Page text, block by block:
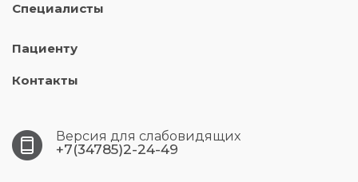
Специалисты
Пациенту
Контакты
Версия для слабовидящих
+7(34785)2-24-49